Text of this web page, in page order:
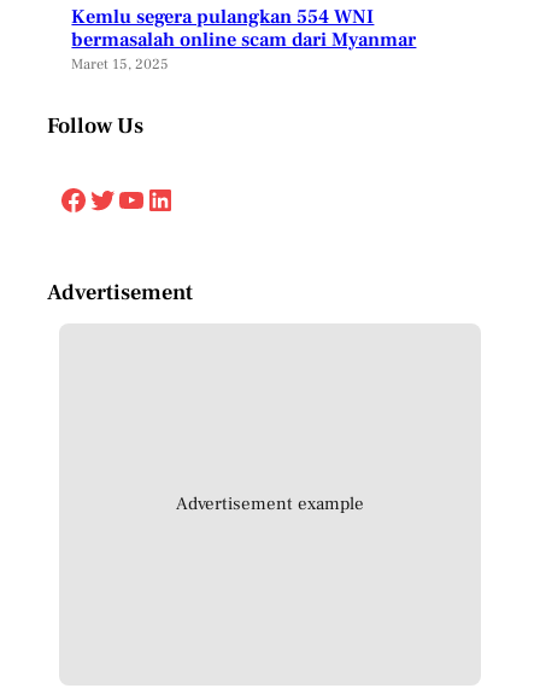
Kemlu segera pulangkan 554 WNI
bermasalah online scam dari Myanmar
Maret 15, 2025
Follow Us
Facebook Twitter YouTube LinkedIn
Advertisement
Advertisement example